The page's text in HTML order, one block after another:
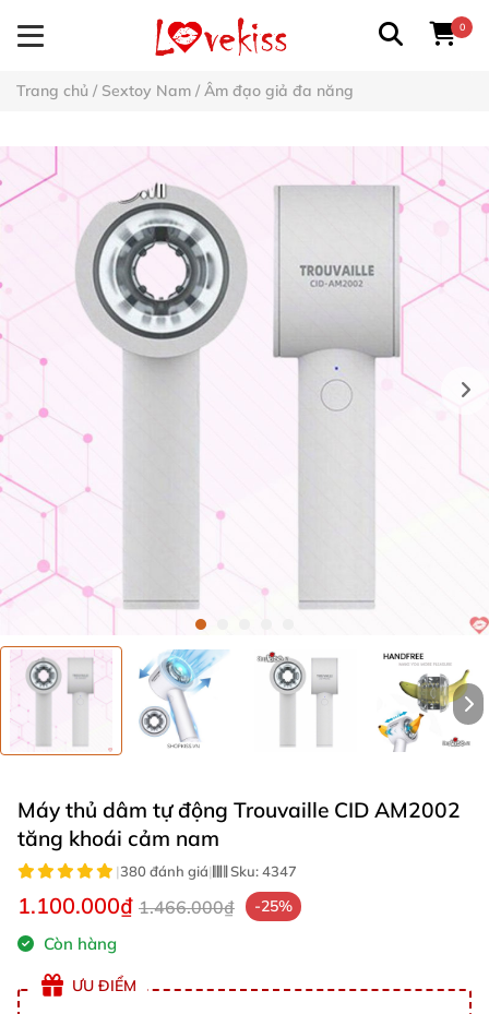
0
Trang chủ / Sextoy Nam / Âm đạo giả đa năng
Máy thủ dâm tự động Trouvaille CID AM2002
tăng khoái cảm nam
|380 đánh giá| Sku:4347
1.100.000₫ 1.466.000₫ -25%
Còn hàng
ƯU ĐIỂM